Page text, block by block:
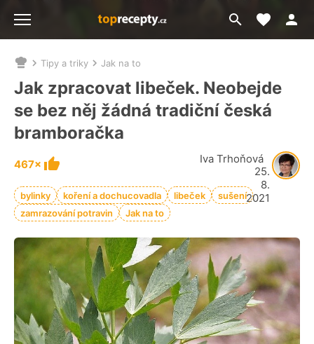
Přejít
na
Moje
Nacházíte
se
zde:
Tipy a triky Jak na to
Jak zpracovat libeček. Neobejde
se bez něj žádná tradiční česká
bramboračka
467×
Iva Trhoňová
25.
8.
2021
bylinky koření a dochucovadla libeček
sušení
zamrazování potravin
Jak na to